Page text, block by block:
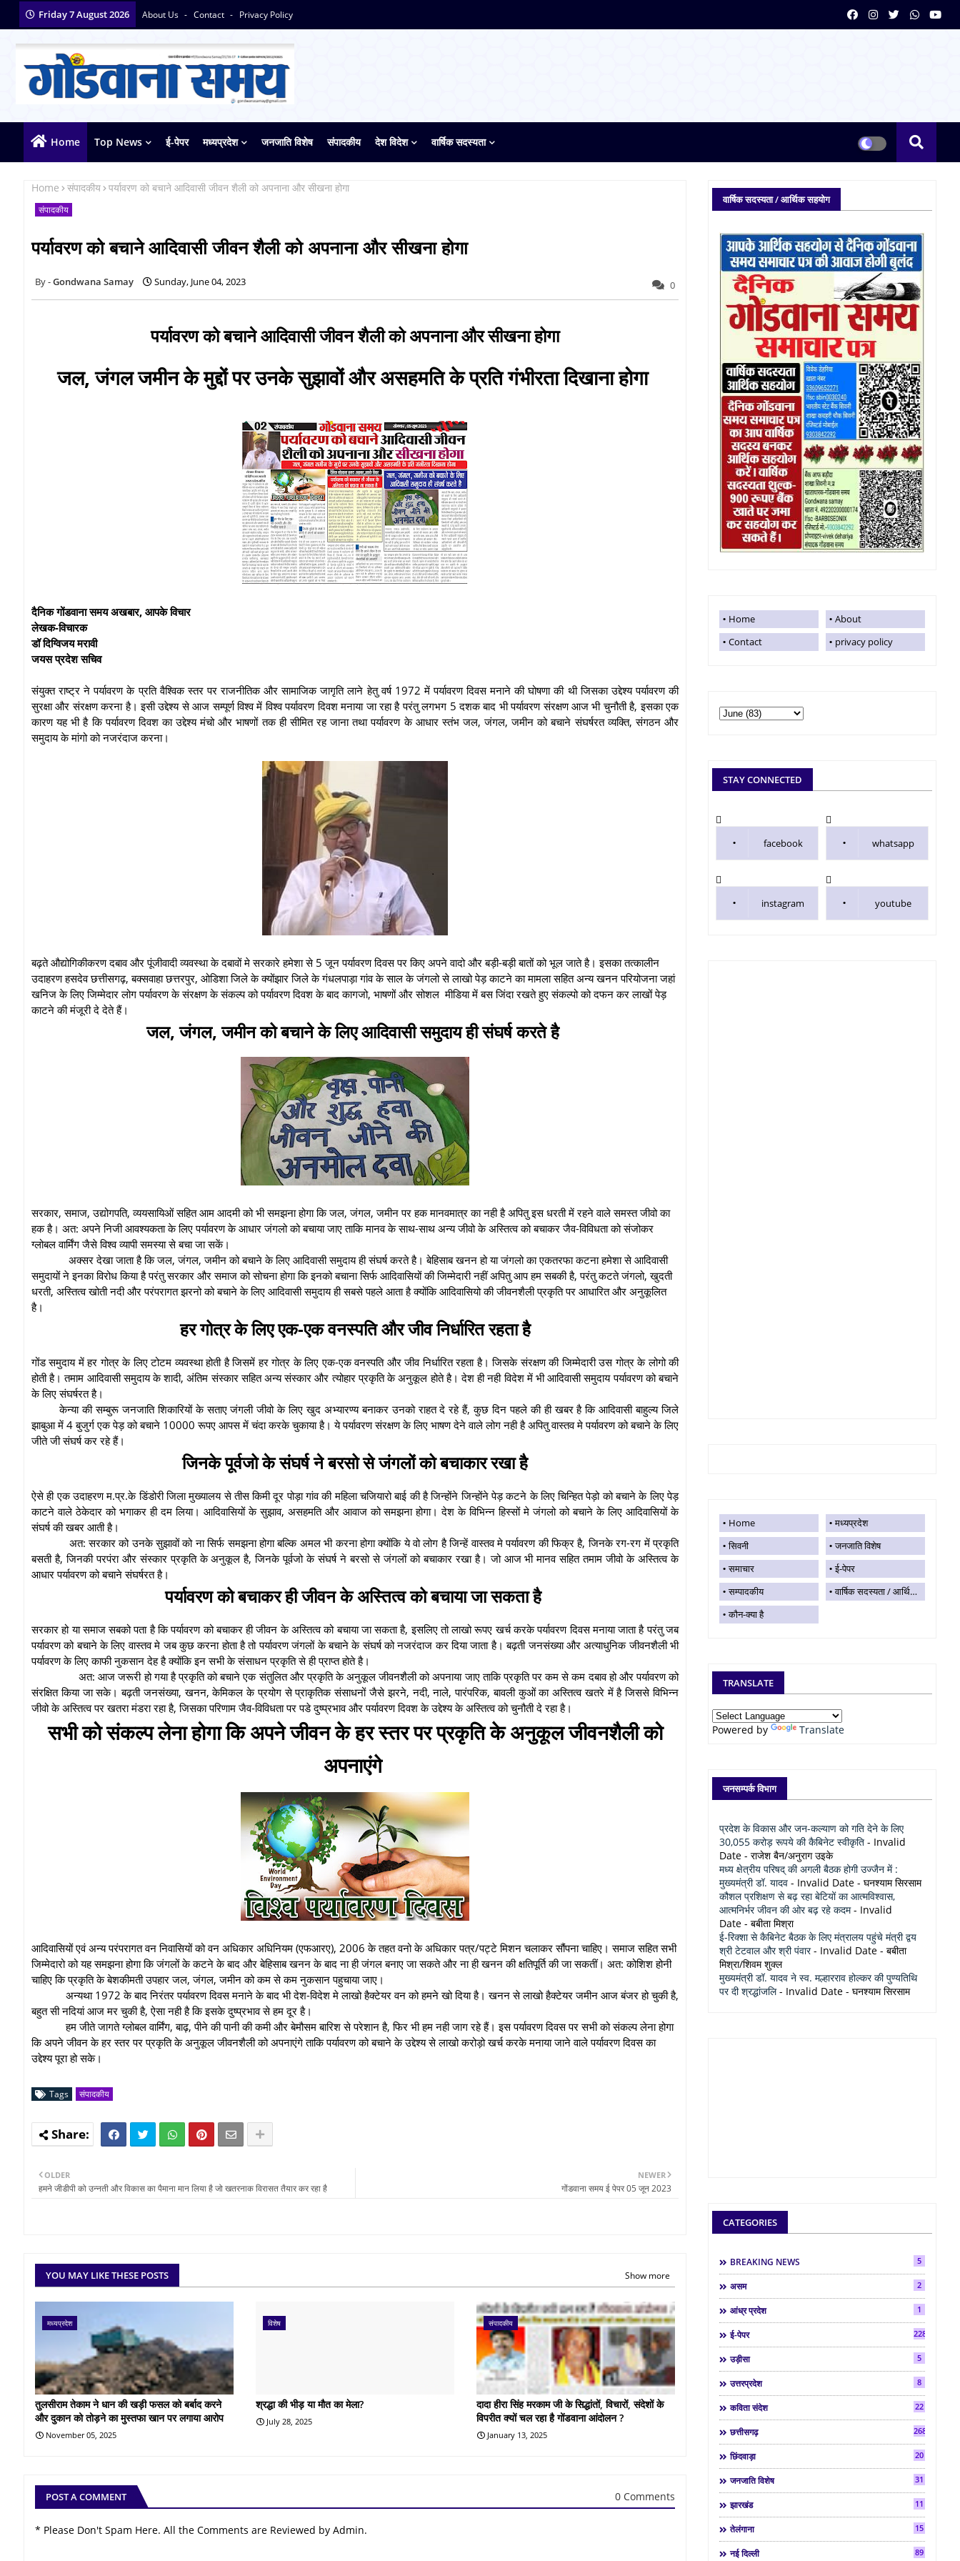
Friday 7 August 2026 About Us Contact Privacy Policy
Home Top News ई-पेपर मध्यप्रदेश जनजाति विशेष संपादकीय देश विदेश वार्षिक सदस्यता
Home संपादकीय पर्यावरण को बचाने आदिवासी जीवन शैली को अपनाना और सीखना होगा
संपादकीय
पर्यावरण को बचाने आदिवासी जीवन शैली को अपनाना और सीखना होगा
Gondwana Samay Sunday, June 04, 2023 0
पर्यावरण को बचाने आदिवासी जीवन शैली को अपनाना और सीखना होगा
जल, जंगल जमीन के मुद्दों पर उनके सुझावों और असहमति के प्रति गंभीरता दिखाना होगा
दैनिक गोंडवाना समय अखबार, आपके विचार
लेखक-विचारक
डॉ दिग्विजय मरावी
जयस प्रदेश सचिव
संयुक्त राष्ट्र ने पर्यावरण के प्रति वैश्विक स्तर पर राजनीतिक और सामाजिक जागृति लाने हेतु वर्ष 1972 में पर्यावरण दिवस मनाने की घोषणा की थी जिसका उद्देश्य पर्यावरण की
सुरक्षा और संरक्षण करना है। इसी उद्देश्य से आज सम्पूर्ण विश्व में विश्व पर्यावरण दिवश मनाया जा रहा है परंतु लगभग 5 दशक बाद भी पर्यावरण संरक्षण आज भी चुनौती है, इसका एक
कारण यह भी है कि पर्यावरण दिवश का उद्देश्य मंचो और भाषणों तक ही सीमित रह जाना तथा पर्यावरण के आधार स्तंभ जल, जंगल, जमीन को बचाने संघर्षरत व्यक्ति, संगठन और
समुदाय के मांगो को नजरंदाज करना।
बढ़ते औद्योगिकीकरण दबाव और पूंजीवादी व्यवस्था के दबावों मे सरकारे हमेशा से 5 जून पर्यावरण दिवस पर किए अपने वादो और बड़ी-बड़ी बातों को भूल जाते है। इसका तत्कालीन
उदाहरण हसदेव छत्तीसगढ़, बक्सवाहा छत्तरपुर, ओडिशा जिले के क्योंझार जिले के गंधलपाड़ा गांव के साल के जंगलो से लाखो पेड़ काटने का मामला सहित अन्य खनन परियोजना जहां
खनिज के लिए जिम्मेदार लोग पर्यावरण के संरक्षण के संकल्प को पर्यावरण दिवश के बाद कागजो, भाषणों और सोशल मीडिया में बस जिंदा रखते हुए संकल्पो को दफन कर लाखों पेड़
काटने की मंजूरी दे देते हैं।
जल, जंगल, जमीन को बचाने के लिए आदिवासी समुदाय ही संघर्ष करते है
सरकार, समाज, उद्योगपति, व्ययसायिओं सहित आम आदमी को भी समझना होगा कि जल, जंगल, जमीन पर हक मानवमात्र का नही है अपितु इस धरती में रहने वाले समस्त जीवो का
हक है। अत: अपने निजी आवश्यकता के लिए पर्यावरण के आधार जंगलो को बचाया जाए ताकि मानव के साथ-साथ अन्य जीवो के अस्तित्व को बचाकर जैव-विविधता को संजोकर
ग्लोबल वार्मिंग जैसे विश्व व्यापी समस्या से बचा जा सकें।
अक्सर देखा जाता है कि जल, जंगल, जमीन को बचाने के लिए आदिवासी समुदाय ही संघर्ष करते है। बेहिसाब खनन हो या जंगलो का एकतरफा कटना हमेशा से आदिवासी
समुदायों ने इनका विरोध किया है परंतु सरकार और समाज को सोचना होगा कि इनको बचाना सिर्फ आदिवासियों की जिम्मेदारी नहीं अपितु आप हम सबकी है, परंतु कटते जंगलो, खुदती
धरती, अस्तित्व खोती नदी और परंपरागत झरनो को बचाने के लिए आदिवासी समुदाय ही सबसे पहले आता है क्योंकि आदिवासियो की जीवनशैली प्रकृति पर आधारित और अनुकूलित
है।
हर गोत्र के लिए एक-एक वनस्पति और जीव निर्धारित रहता है
गोंड समुदाय में हर गोत्र के लिए टोटम व्यवस्था होती है जिसमें हर गोत्र के लिए एक-एक वनस्पति और जीव निर्धारित रहता है। जिसके संरक्षण की जिम्मेदारी उस गोत्र के लोगो की
होती है। तमाम आदिवासी समुदाय के शादी, अंतिम संस्कार सहित अन्य संस्कार और त्योहार प्रकृति के अनुकूल होते है। देश ही नही विदेश में भी आदिवासी समुदाय पर्यावरण को बचाने
के लिए संघर्षरत है।
केन्या की सम्बुरू जनजाति शिकारियों के सताए जंगली जीवो के लिए खुद अभ्यारण्य बनाकर उनको राहत दे रहे हैं, कुछ दिन पहले की ही खबर है कि आदिवासी बाहुल्य जिले
झाबुआ में 4 बुजुर्ग एक पेड़ को बचाने 10000 रूपए आपस में चंदा करके चुकाया है। ये पर्यावरण संरक्षण के लिए भाषण देने वाले लोग नही है अपितु वास्तव मे पर्यावरण को बचाने के लिए
जीते जी संघर्ष कर रहे हैं।
जिनके पूर्वजो के संघर्ष ने बरसो से जंगलों को बचाकार रखा है
ऐसे ही एक उदाहरण म.प्र.के डिंडोरी जिला मुख्यालय से तीस किमी दूर पोड़ा गांव की महिला चजियारो बाई की है जिन्होंने जिन्होंने पेड़ कटने के लिए चिन्हित पेड़ो को बचाने के लिए पेड़
काटने वाले ठेकेदार को भगाकर ही दम लिया। आदिवासियों के सुझाव, असहमति और आवाज को समझना होगा। देश के विभिन्न हिस्सों मे जंगलो को बचाने के लिए आदिवासियों के
संघर्ष की खबर आती है।
अत: सरकार को उनके सुझावों को ना सिर्फ समझना होगा बल्कि अमल भी करना होगा क्योंकि ये वो लोग है जिन्हें वास्तव मे पर्यावरण की फिक्र है, जिनके रग-रग में प्रकृति
बसती है, जिनकी परपंरा और संस्कार प्रकृति के अनुकूल है, जिनके पूर्वजो के संघर्ष ने बरसो से जंगलों को बचाकार रखा है। जो आज भी मानव सहित तमाम जीवो के अस्तित्व के
आधार पर्यावरण को बचाने संघर्षरत है।
पर्यावरण को बचाकर ही जीवन के अस्तित्व को बचाया जा सकता है
सरकार हो या समाज सबको पता है कि पर्यावरण को बचाकर ही जीवन के अस्तित्व को बचाया जा सकता है, इसलिए तो लाखो रूपए खर्च करके पर्यावरण दिवस मनाया जाता है परंतु जब
पर्यावरण को बचाने के लिए वास्तव मे जब कुछ करना होता है तो पर्यावरण जंगलों के बचाने के संघर्ष को नजरंदाज कर दिया जाता है। बढ़ती जनसंख्या और अत्याधुनिक जीवनशैली भी
पर्यावरण के लिए काफी नुकसान देह है क्योंकि इन सभी के संसाधन प्रकृति से ही प्राप्त होते है।
अत: आज जरूरी हो गया है प्रकृति को बचाने एक संतुलित और प्रकृति के अनुकूल जीवनशैली को अपनाया जाए ताकि प्रकृति पर कम से कम दबाव हो और पर्यावरण को
संरक्षित किया जा सके। बढ़ती जनसंख्या, खनन, केमिकल के प्रयोग से प्राकृतिक संसाधनों जैसे झरने, नदी, नाले, पारंपरिक, बावली कुओं का अस्तित्व खतरे में है जिससे विभिन्न
जीवो के अस्तित्व पर खतरा मंडरा रहा है, जिसका परिणाम जैव-विविधता पर पडे दुष्प्रभाव और पर्यावरण दिवश के उद्देश्य के अस्तित्व को चुनौती दे रहा है।
सभी को संकल्प लेना होगा कि अपने जीवन के हर स्तर पर प्रकृति के अनुकूल जीवनशैली को
अपनाएंगे
आदिवासियों एवं अन्य परंपरागत वन निवासियों को वन अधिकार अधिनियम (एफआरए), 2006 के तहत वनो के अधिकार पत्र/पट्टे मिशन चलाकर सौंपना चाहिए। समाज सहित सभी
जिम्मेदारो को यह समझना होगा कि जंगलों के कटने के बाद और बेहिसाब खनन के बाद ना ही जंगल बनाए जा सकते और ना ही खनन की क्षतिपूर्ति की जा सकतीं। अत: कोशिश होनी
चाहिए कि प्रकृति के बेशकीमती उपहार जल, जंगल, जमीन को कम से कम नुकसान पहुचाया जाए।
अन्यथा 1972 के बाद निरंतर पर्यावरण दिवस मनाने के बाद भी देश-विदेश मे लाखो हैक्टेयर वन को हमने खो‌ दिया है। खनन से लाखो हैक्टेयर जमीन आज बंजर हो‌ चुकी है,
बहुत सी नदियां आज मर चुकी है, ऐसा नही है कि इसके दुष्प्रभाव से हम दूर है।
हम जीते जागते ग्लोबल वार्मिंग, बाढ़, पीने की पानी की कमी और बेमौसम बारिश से परेशान है, फिर भी हम नही जाग रहे हैं। इस पर्यावरण दिवस पर सभी को संकल्प लेना होगा
कि अपने जीवन के हर स्तर पर प्रकृति के अनुकूल जीवनशैली को अपनाएंगे ताकि पर्यावरण को बचाने के उद्देश्य से लाखो करोड़ो खर्च करके मनाया जाने वाले पर्यावरण दिवस का
उद्देश्य पूरा हो सके।
Tags संपादकीय
NEWER
गोंडवाना समय ई पेपर 05 जून 2023
OLDER
हमने जीडीपी को उन्नती और विकास का पैमाना मान लिया है जो खतरनाक विरासत तैयार कर रहा है
YOU MAY LIKE THESE POSTS Show more
मध्यप्रदेश
तुलसीराम तेकाम ने धान की खड़ी फसल को बर्बाद करने
और दुकान को तोड़ने का मुस्तफा खान पर लगाया आरोप
November 05, 2025
विशेष
श्रद्धा की भीड़ या मौत का मेला?
July 28, 2025
संपादकीय
दादा हीरा सिंह मरकाम जी के सिद्धांतों, विचारों, संदेशों के
विपरीत क्यों चल रहा है गोंडवाना आंदोलन ?
January 13, 2025
POST A COMMENT 0 Comments
* Please Don't Spam Here. All the Comments are Reviewed by Admin.
वार्षिक सदस्यता / आर्थिक सहयोग
Home
About
Contact
privacy policy
STAY CONNECTED
facebook whatsapp
instagram youtube
Home
मध्यप्रदेश
सिवनी
जनजाति विशेष
समाचार
ई-पेपर
सम्पादकीय
वार्षिक सदस्यता / आर्थिक सहयोग
कौन-क्या है
TRANSLATE
Powered by Translate
जनसम्पर्क विभाग
प्रदेश के विकास और जन-कल्याण को गति देने के लिए
30,055 करोड़ रूपये की कैबिनेट स्वीकृति - Invalid
Date - राजेश बैन/अनुराग उइके
मध्य क्षेत्रीय परिषद् की अगली बैठक होगी उज्जैन में :
मुख्यमंत्री डॉ. यादव - Invalid Date - घनश्याम सिरसाम
कौशल प्रशिक्षण से बढ़ रहा बेटियों का आत्मविश्वास,
आत्मनिर्भर जीवन की ओर बढ़ रहे कदम- Invalid
Date - बबीता मिश्रा
ई-रिक्शा से कैबिनेट बैठक के लिए मंत्रालय पहुंचे मंत्री द्वय
श्री टेटवाल और श्री पंवार- Invalid Date - बबीता
मिश्रा/शिवम शुक्ल
मुख्यमंत्री डॉ. यादव ने स्व. मल्हारराव होल्कर की पुण्यतिथि
पर दी श्रद्धांजलि- Invalid Date - घनश्याम सिरसाम
CATEGORIES
BREAKING NEWS 5
असम 2
आंध्र प्रदेश 1
ई-पेपर 2286
उड़ीसा 5
उत्तरप्रदेश 8
कविता संदेश 22
छत्तीसगढ़ 268
छिंदवाड़ा 20
जनजाति विशेष 31
झारखंड 11
तेलंगाना 15
नई दिल्ली 89